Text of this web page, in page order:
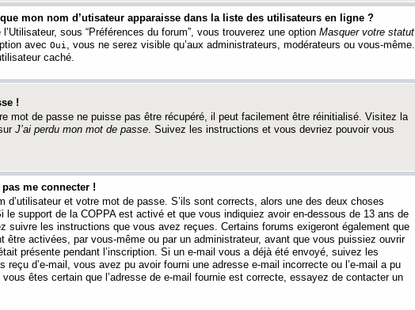
mon nom d’utisateur apparaisse dans la liste des utilisateurs en ligne ?
sous “Préférences du forum”, vous trouverez une option Masquer votre statut
avec Oui , vous ne serez visible qu’aux administrateurs, modérateurs ou vous-même.
caché.
!
mot de passe ne puisse pas être récupéré, il peut facilement être réinitialisé. Visitez la
J’ai perdu mon mot de passe. Suivez les instructions et vous devriez pouvoir vous
me connecter !
d’utilisateur et votre mot de passe. S’ils sont corrects, alors une des deux choses
le support de la COPPA est activé et que vous indiquiez avoir en-dessous de 13 ans de
suivre les instructions que vous avez reçues. Certains forums exigeront également que
être activées, par vous-même ou par un administrateur, avant que vous puissiez ouvrir
présente pendant l’inscription. Si un e-mail vous a déjà été envoyé, suivez les
reçu d’e-mail, vous avez pu avoir fourni une adresse e-mail incorrecte ou l’e-mail a pu
vous êtes certain que l’adresse de e-mail fournie est correcte, essayez de contacter un